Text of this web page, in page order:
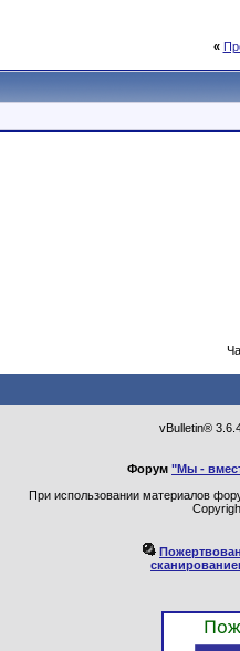
«
vBulletin®
Форум "Мы -
При использовании материалов